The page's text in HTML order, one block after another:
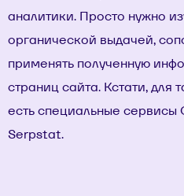
аналитики. Просто нужно
органической выдачей,
применять полученную
страниц сайта. Кстати, для
есть специальные
Serpstat.